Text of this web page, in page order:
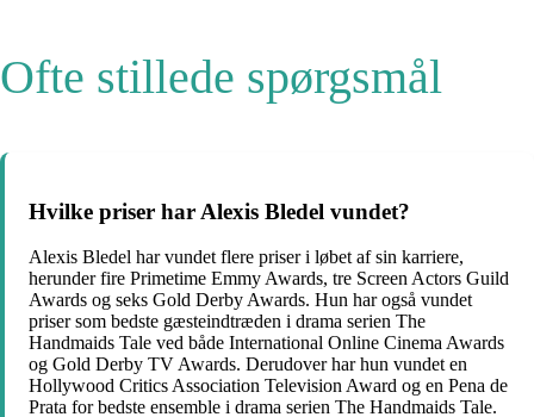
Ofte stillede spørgsmål
Hvilke priser har Alexis Bledel vundet?
Alexis Bledel har vundet flere priser i løbet af sin karriere,
herunder fire Primetime Emmy Awards, tre Screen Actors Guild
Awards og seks Gold Derby Awards. Hun har også vundet
priser som bedste gæsteindtræden i drama serien The
Handmaids Tale ved både International Online Cinema Awards
og Gold Derby TV Awards. Derudover har hun vundet en
Hollywood Critics Association Television Award og en Pena de
Prata for bedste ensemble i drama serien The Handmaids Tale.